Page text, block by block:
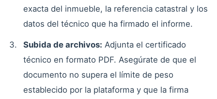
exacta del inmueble, la referencia catastral y los
datos del técnico que ha firmado el informe.
Subida de archivos: Adjunta el certificado
técnico en formato PDF. Asegúrate de que el
documento no supera el límite de peso
establecido por la plataforma y que la firma